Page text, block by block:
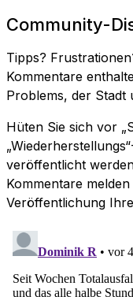
Community-
Tipps?
Kommentare
Problems, der Stadt
Hüten Sie sich vor
veröffentlicht
Kommentare
Veröffentlichung